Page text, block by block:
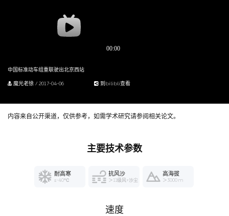
中国标准动车组重联驶出北京西站
到bilibli查看
魔光老徐 / 2017-04-06
内容来自公开渠道，仅供参考，如需学术研究请参阅相关论文。
主要技术参数
耐高寒
≤-40℃
抗风沙
＞11级风+沙尘
高海拔
＞3000 m
速度